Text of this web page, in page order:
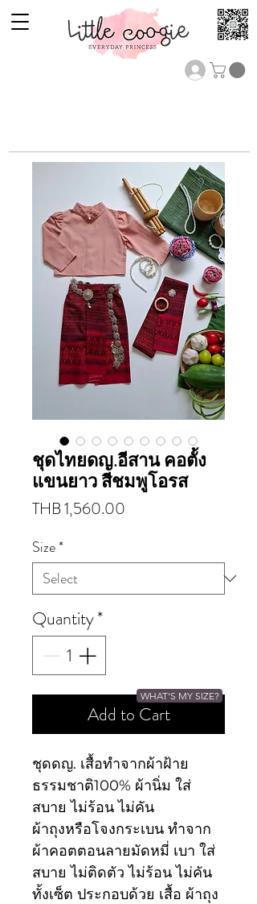
ชุดไทยดญ.อีสาน คอตั้ง
แขนยาว สีชมพูโอรส
THB 1,560.00
Size*
Quantity*
Add to Cart
ชุดดญ. เสื้อทำจากผ้าฝ้าย
ธรรมชาติ100% ผ้านิ่ม ใส่
สบาย ไม่ร้อน ไม่คัน
ผ้าถุงหรือโจงกระเบน ทำจาก
ผ้าคอตตอนลายมัดหมี่ เบา ใส่
สบาย ไม่ติดตัว ไม่ร้อน ไม่คัน
ทั้งเซ็ต ประกอบด้วย เสื้อ ผ้าถุง
WHAT'S MY SIZE?